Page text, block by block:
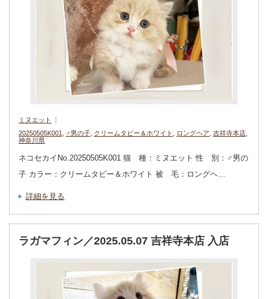
ミヌエット
20250505K001
♂男の子 クリームタビー＆ホワイト ロングヘア 吉祥寺本店
神奈川県
ネコセカイNo.20250505K001 猫 種：ミヌエット 性 別：♂男の
子 カラー：クリームタビー＆ホワイト 被 毛：ロングヘ…
詳細を見る
ラガマフィン／2025.05.07 吉祥寺本店 入店